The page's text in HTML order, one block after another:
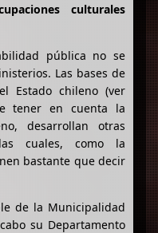
culturales
pública no se
Las bases de
Estado chileno (ver
tener en cuenta la
desarrollan otras
cuales, como la
bastante que decir
de la Municipalidad
su Departamento